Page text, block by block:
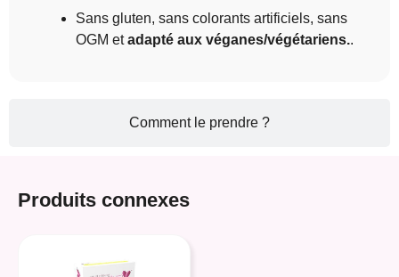
Comment le prendre ?
Sans gluten, sans colorants artificiels, sans
OGM etadapté aux véganes/végétariens..
Produits connexes